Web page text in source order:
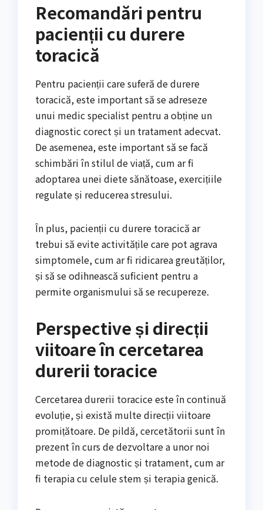
Recomandări pentru
pacienții cu durere
toracică
Pentru pacienții care suferă de durere
toracică, este important să se adreseze
unui medic specialist pentru a obține un
diagnostic corect și un tratament adecvat.
De asemenea, este important să se facă
schimbări în stilul de viață, cum ar fi
adoptarea unei diete sănătoase, exercițiile
regulate și reducerea stresului.
În plus, pacienții cu durere toracică ar
trebui să evite activitățile care pot agrava
simptomele, cum ar fi ridicarea greutăților,
și să se odihnească suficient pentru a
permite organismului să se recupereze.
Perspective și direcții
viitoare în cercetarea
durerii toracice
Cercetarea durerii toracice este în continuă
evoluție, și există multe direcții viitoare
promițătoare. De pildă, cercetătorii sunt în
prezent în curs de dezvoltare a unor noi
metode de diagnostic și tratament, cum ar
fi terapia cu celule stem și terapia genică.